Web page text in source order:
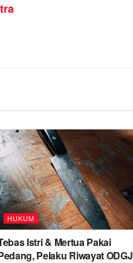
HUKUM
Istri & Mertua Pakai
Pelaku Riwayat ODGJ